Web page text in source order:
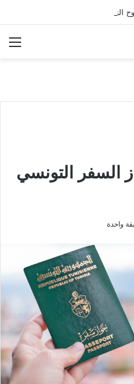
التأهل إلى ثمن النهائي
السفر التونسي
واحدة